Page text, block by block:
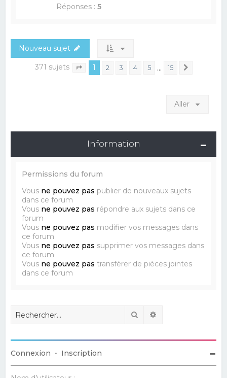
Réponses :5
Nouveau sujet
371 sujets Page sur 15
1 2 3 4 5 … 15
Aller
Information
Permissions du forum
Vous ne pouvez pas publier de nouveaux sujets
dans ce forum
Vous ne pouvez pas répondre aux sujets dans ce
forum
Vous ne pouvez pas modifier vos messages dans
ce forum
Vous ne pouvez pas supprimer vos messages dans
ce forum
Vous ne pouvez pas transférer de pièces jointes
dans ce forum
Rechercher
Connexion • Inscription